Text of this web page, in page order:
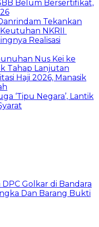
Belum Bersertifikat,
Tekankan
NKRII
Realisasi
Nus Kei ke
Tahap Lanjutan
Haji 2026, Manasik
‘Tipu Negara’, Lantik
DPC Golkar di Bandara
Dan Barang Bukti